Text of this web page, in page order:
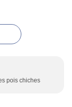
pois chiches